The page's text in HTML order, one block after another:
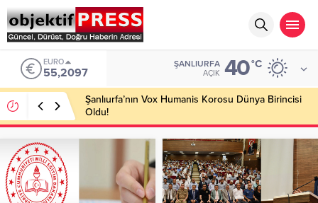
EURO
55,2097
ŞANLIURFA
AÇIK 40°C
Şanlıurfa’nın Vox Humanis Korosu Dünya Birincisi
Oldu!